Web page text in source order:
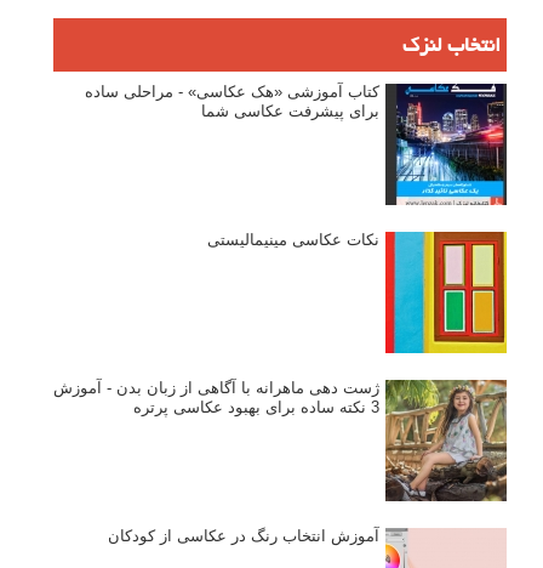
انتخاب لنزک
کتاب آموزشی «هک عکاسی» - مراحلی ساده
برای پیشرفت عکاسی شما
نکات عکاسی مینیمالیستی
ژست دهی ماهرانه با آگاهی از زبان بدن - آموزش
3 نکته ساده برای بهبود عکاسی پرتره
آموزش انتخاب رنگ در عکاسی از کودکان